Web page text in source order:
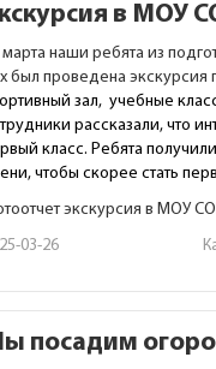
в МОУ
марта наши ребята из
был проведена экскурсия
зал, учебные
рассказали, что
класс. Ребята
чтобы скорее стать
экскурсия в МОУ
03-26
посадим